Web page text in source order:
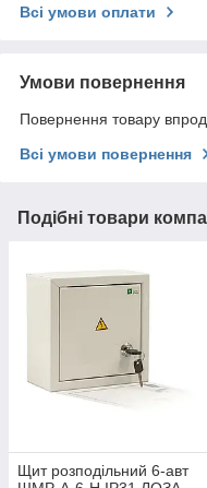
Всі умови оплати
Умови повернення
Повернення товару
Всі умови повернення
Подібні товари
Щит розподільний 6-авт